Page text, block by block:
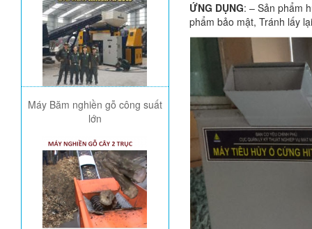
Máy Băm nghiền gỗ công suất
lớn
ỨNG DỤNG: – Sản phẩm
phẩm bảo mật, Tránh lấy